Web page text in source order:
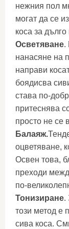
нежния пол
могат да се
коса за
Осветяване.
нанасяне на
направи
боядисва
става по-
притеснява
просто не се
Балаяж.
оцветяване,
Освен това,
преходи
по-
Тонизиране.
този метод е
сива коса.